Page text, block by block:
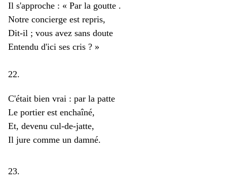
Il s'approche : « Par la goutte .
Notre concierge est repris,
Dit-il ; vous avez sans doute
Entendu d'ici ses cris ? »
22.
C'était bien vrai : par la patte
Le portier est enchaîné,
Et, devenu cul-de-jatte,
Il jure comme un damné.
23.